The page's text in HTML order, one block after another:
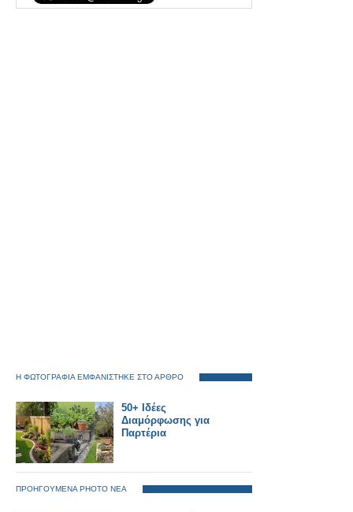
Η ΦΩΤΟΓΡΑΦΙΑ ΕΜΦΑΝΙΣΤΗΚΕ ΣΤΟ ΑΡΘΡΟ
50+ Ιδέες
Διαμόρφωσης για
Παρτέρια
ΠΡΟΗΓΟΥΜΕΝΑ PHOTO ΝΕΑ